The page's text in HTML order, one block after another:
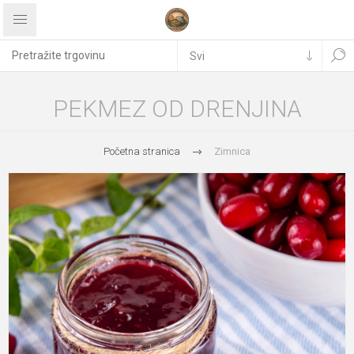
PEKMEZ OD DRENJINA
Početna stranica Zimnica